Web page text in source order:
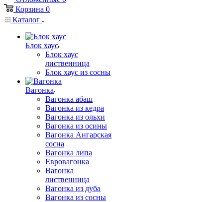
Корзина 0
Каталог
Блок хаус
Блок хаус
лиственница
Блок хаус из сосны
Вагонка
Вагонка абаш
Вагонка из кедра
Вагонка из ольхи
Вагонка из осины
Вагонка Ангарская
сосна
Вагонка липа
Евровагонка
Вагонка
лиственница
Вагонка из дуба
Вагонка из сосны